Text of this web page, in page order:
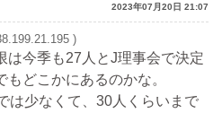
2023年07月20日 21:07
)
は今季も27人とJ理事会で決定
もどこかにあるのかな。
は少なくて、30人くらいまで